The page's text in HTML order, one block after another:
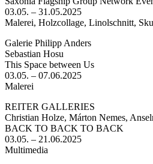
03.05. – 31.05.2025
Malerei, Holzcollage, Linolschnitt,
Galerie Philipp Anders
Sebastian Hosu
This Space between Us
03.05. – 07.06.2025
Malerei
REITER GALLERIES
Christian Holze, Márton Nemes,
BACK TO BACK TO BACK
03.05. – 21.06.2025
Multimedia